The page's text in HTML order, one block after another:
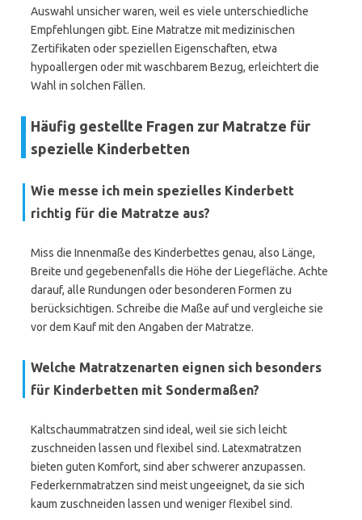
Auswahl unsicher waren, weil es viele unterschiedliche
Empfehlungen gibt. Eine Matratze mit medizinischen
Zertifikaten oder speziellen Eigenschaften, etwa
hypoallergen oder mit waschbarem Bezug, erleichtert die
Wahl in solchen Fällen.
Häufig gestellte Fragen zur Matratze für
spezielle Kinderbetten
Wie messe ich mein spezielles Kinderbett
richtig für die Matratze aus?
Miss die Innenmaße des Kinderbettes genau, also Länge,
Breite und gegebenenfalls die Höhe der Liegefläche. Achte
darauf, alle Rundungen oder besonderen Formen zu
berücksichtigen. Schreibe die Maße auf und vergleiche sie
vor dem Kauf mit den Angaben der Matratze.
Welche Matratzenarten eignen sich besonders
für Kinderbetten mit Sondermaßen?
Kaltschaummatratzen sind ideal, weil sie sich leicht
zuschneiden lassen und flexibel sind. Latexmatratzen
bieten guten Komfort, sind aber schwerer anzupassen.
Federkernmatratzen sind meist ungeeignet, da sie sich
kaum zuschneiden lassen und weniger flexibel sind.